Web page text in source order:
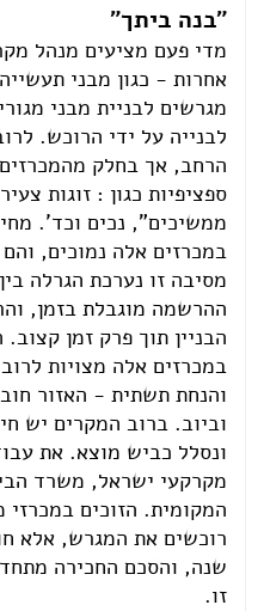
"בנה ביתך"
מדי פעם מציעים מנהל
אחרות - כגון מבני
מגרשים לבניית מבני
לבנייה על ידי הרוכש.
הרחב, אך בחלק מהמכרזים
ספציפיות כגון : זוגות
ממשיכים", נכים וכד'.
במכרזים אלה נמוכים,
מסיבה זו נערכת הגרלה
ההרשמה מוגבלת בזמן,
הבניין תוך פרק זמן
במכרזים אלה מצויות
והנחת תשתית - האזור
וביוב. ברוב המקרים יש
ונסלל כביש מוצא. את
מקרקעי ישראל, משרד
המקומית. הזוכים
שנה, והסכם החכירה
זו.